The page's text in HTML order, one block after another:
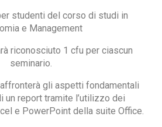
studenti del corso di studi in
e Management
riconosciuto 1 cfu per ciascun
seminario.
gli aspetti fondamentali
un report tramite l’utilizzo dei
e PowerPoint della suite Office.